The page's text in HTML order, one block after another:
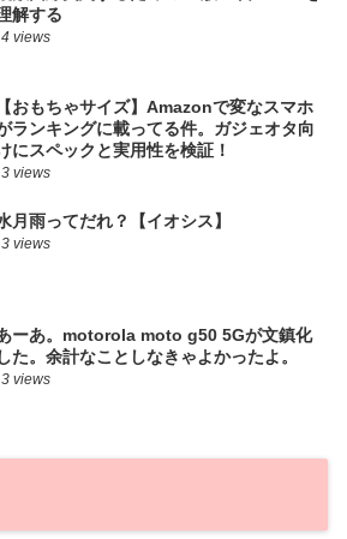
解する
4 views
【おもちゃサイズ】Amazonで変なスマホ
ランキングに載ってる件。ガジェオタ向
にスペックと実用性を検証！
3 views
月雨ってだれ？【イオシス】
3 views
ーあ。motorola moto g50 5Gが文鎮化
した。余計なことしなきゃよかったよ。
3 views